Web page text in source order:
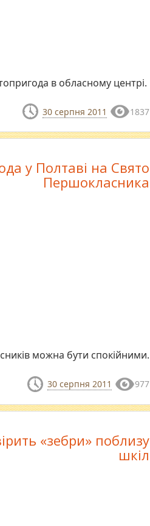
в обласному центрі.
30 серпня 2011 1837
у Полтаві на Свято
Першокласника
можна бути спокійними.
30 серпня 2011 977
«зебри» поблизу
шкіл